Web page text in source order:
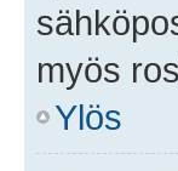
myös
Ylös